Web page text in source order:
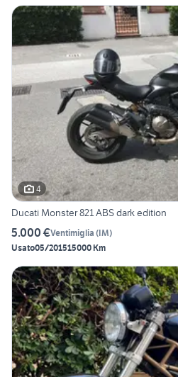
4
Ducati Monster 821 ABS dark edition
5.000 €Ventimiglia (IM)
Usato05/201515000 Km